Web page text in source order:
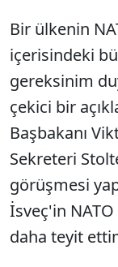
Bir ülkenin
içerisindeki
gereksinim
çekici bir
Başbakanı
Sekreteri
görüşmesi
İsveç'in
daha teyit